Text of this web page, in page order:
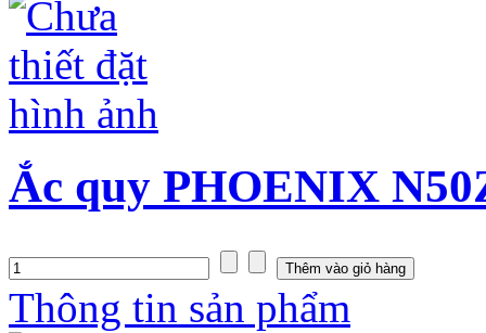
Ắc quy PHOENIX
Thông tin sản phẩm